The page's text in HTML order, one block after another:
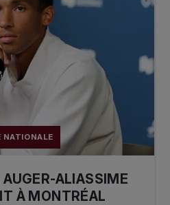
NATIONALE
ALIASSIME
À MONTRÉAL